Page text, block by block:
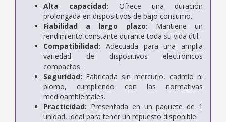
Alta capacidad: Ofrece una duración
prolongada en dispositivos de bajo consumo.
Fiabilidad a largo plazo: Mantiene un
rendimiento constante durante toda su vida útil.
Compatibilidad: Adecuada para una amplia
variedad de dispositivos electrónicos
compactos.
Seguridad: Fabricada sin mercurio, cadmio ni
plomo, cumpliendo con las normativas
medioambientales.
Practicidad: Presentada en un paquete de 1
unidad, ideal para tener un repuesto disponible.